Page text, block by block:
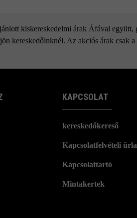
kiskereskedelmi árak Áfával
kereskedőinknél. Az akciós árak csak
KAPCSOLAT
kereskedőkereső
Kapcsolatfelvételi
Kapcsolattartó
Mintakertek